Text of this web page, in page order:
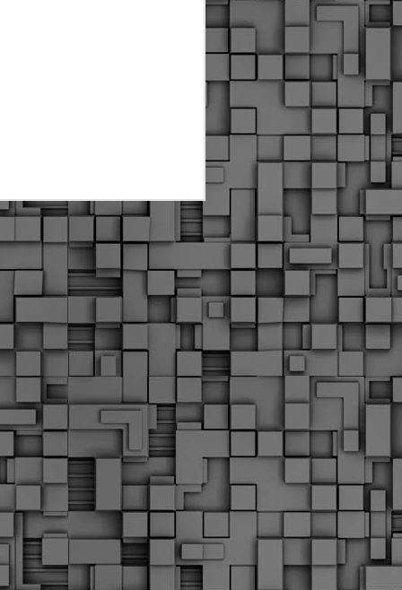
πρόστιμα για 11 διοικητικές
παραβάσεις που έλαβαν
εργασιών από εργολαβικά
συνεργεία και οι οποίες
αφορούσαν εκτέλεση
εργασιών χωρίς νόμιμη
σήμανση και στην απόθεση
υλικών – εργαλείων εκτός του
προβλεπόμενου εργοταξίου.